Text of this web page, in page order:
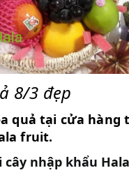
8/3 đẹp
quả tại cửa hàng
fruit.
cây nhập khẩu